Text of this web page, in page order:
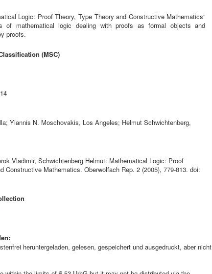
Logic: Proof Theory, Type Theory and Constructive Mathematics”
of mathematical logic dealing with proofs as formal objects and
proofs.
(MSC)
Yiannis N. Moschovakis, Los Angeles; Helmut Schwichtenberg,
Vladimir, Schwichtenberg Helmut: Mathematical Logic: Proof
Constructive Mathematics. Oberwolfach Rep. 2 (2005), 779-813. doi:
heruntergeladen, gelesen, gespeichert und ausgedruckt, aber nicht